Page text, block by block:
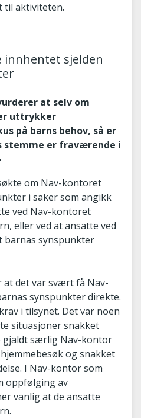
til aktiviteten.
innhentet sjelden
at selv om
uttrykker
på barns behov, så er
stemme er fraværende i
om Nav-kontoret
i saker som angikk
ved Nav-kontoret
eller ved at ansatte ved
synspunkter
at det var svært få Nav-
synspunkter direkte.
i tilsynet. Det var noen
situasjoner snakket
gjaldt særlig Nav-kontor
og snakket
I Nav-kontor som
oppfølging av
vanlig at de ansatte